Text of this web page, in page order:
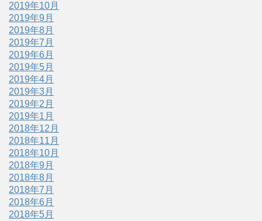
2019年10月
2019年9月
2019年8月
2019年7月
2019年6月
2019年5月
2019年4月
2019年3月
2019年2月
2019年1月
2018年12月
2018年11月
2018年10月
2018年9月
2018年8月
2018年7月
2018年6月
2018年5月